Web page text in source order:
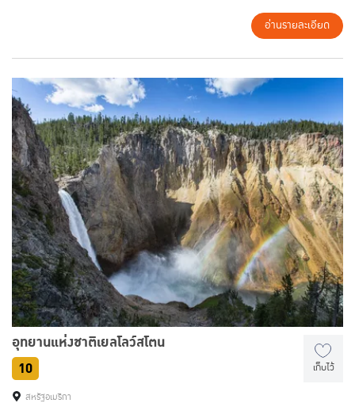
ไฮไลท์อยู่ที่ ซุปเปอร์ทรี ที่มีโครงสร้างรูปต้นไม้สูงประมาณตึก 9-16 ชั้น ซึ่ง
มีทั้งหมด18 ต้น โดยมีทางเดินเชื่อมต่อซุปเปอร์ทรีเหล่านี้เพื่อให้นักท่อง
เที่ยวได้เดินชมความงดงาม และสีสันของพันธุ์ไม้ได้จากมุมสูง และบนต้นที่
สูง 50 เมตร จะมีจุดชมวิวที่สามารถมองเห็นวิวของอ่าวแบบพาโนรามิคได้
อีกด้วย
อ่านรายละเอียด
เก็บไว้
อุทยานแห่งชาติเยลโลว์สโตน
10
สหรัฐอเมริกา